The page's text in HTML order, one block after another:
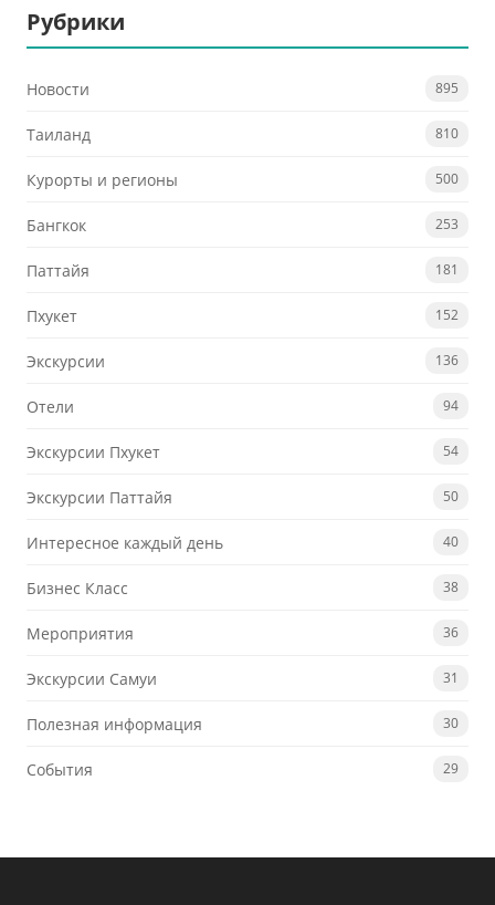
Рубрики
Новости 895
Таиланд 810
Курорты и регионы 500
Бангкок 253
Паттайя 181
Пхукет 152
Экскурсии 136
Отели 94
Экскурсии Пхукет 54
Экскурсии Паттайя 50
Интересное каждый день 40
Бизнес Класс 38
Мероприятия 36
Экскурсии Самуи 31
Полезная информация 30
События 29